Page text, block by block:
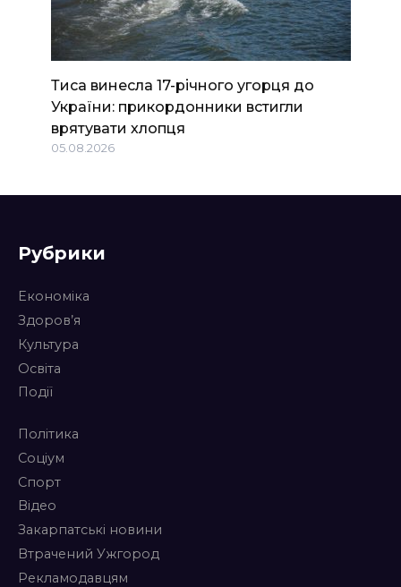
Тиса винесла 17-річного угорця до
України: прикордонники встигли
врятувати хлопця
05.08.2026
Рубрики
Економіка
Здоров’я
Культура
Освіта
Події
Політика
Соціум
Спорт
Відео
Закарпатські новини
Втрачений Ужгород
Рекламодавцям